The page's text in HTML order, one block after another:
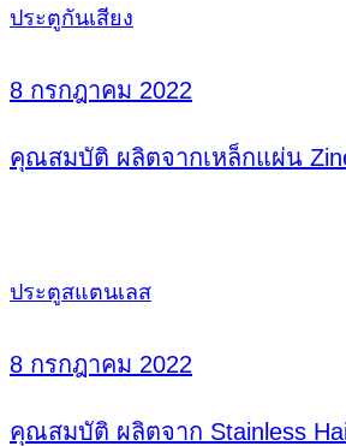
ประตูกันเสียง
8 กรกฎาคม 2022
คุณสมบัติ ผลิตจากเหล็กแผ่น
ประตูสแตนเลส
8 กรกฎาคม 2022
คุณสมบัติ ผลิตจาก Stainless